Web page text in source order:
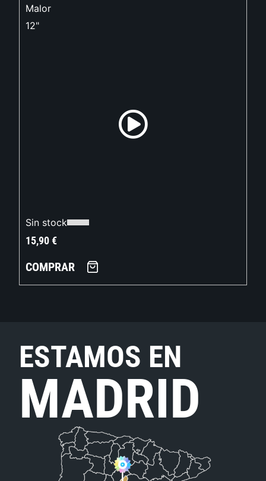
Malor
12"
Sin stock
15,90€
COMPRAR
ESTAMOS EN
MADRID